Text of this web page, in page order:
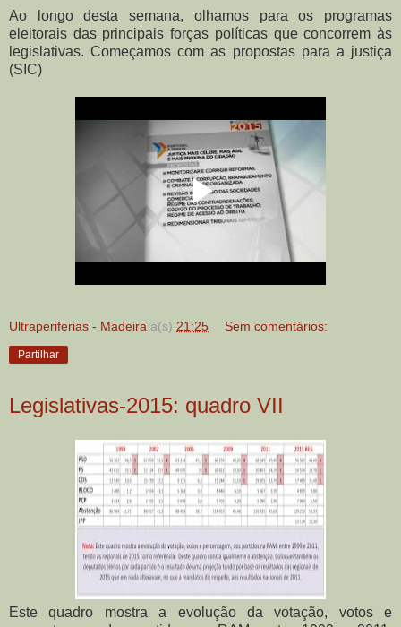
Ao longo desta semana, olhamos para os programas
eleitorais das principais forças políticas que concorrem às
legislativas. Começamos com as propostas para a justiça
(SIC)
Ultraperiferias - Madeira à(s) 21:25 Sem comentários:
Partilhar
Legislativas-2015: quadro VII
Este quadro mostra a evolução da votação, votos e